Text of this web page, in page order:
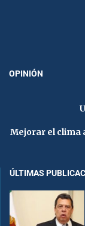
OPINIÓN
Mejorar el clima
ÚLTIMAS